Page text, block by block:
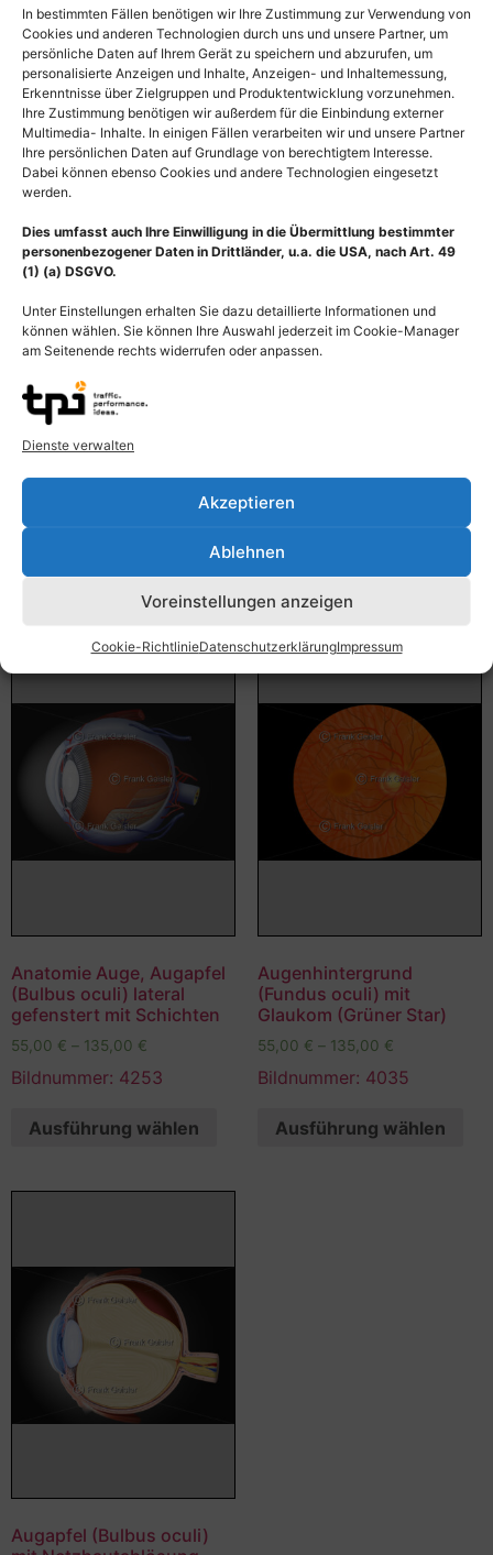
In bestimmten Fällen benötigen wir Ihre Zustimmung zur Verwendung von
Cookies und anderen Technologien durch uns und unsere Partner, um
persönliche Daten auf Ihrem Gerät zu speichern und abzurufen, um
personalisierte Anzeigen und Inhalte, Anzeigen- und Inhaltemessung,
Erkenntnisse über Zielgruppen und Produktentwicklung vorzunehmen.
Ihre Zustimmung benötigen wir außerdem für die Einbindung externer
Multimedia- Inhalte. In einigen Fällen verarbeiten wir und unsere Partner
Ihre persönlichen Daten auf Grundlage von berechtigtem Interesse.
Dabei können ebenso Cookies und andere Technologien eingesetzt
werden.
Dies umfasst auch Ihre Einwilligung in die Übermittlung bestimmter
personenbezogener Daten in Drittländer, u.a. die USA, nach Art. 49
(1) (a) DSGVO.
Unter Einstellungen erhalten Sie dazu detaillierte Informationen und
können wählen. Sie können Ihre Auswahl jederzeit im Cookie-Manager
am Seitenende rechts widerrufen oder anpassen.
Dienste verwalten
Akzeptieren
Ablehnen
Voreinstellungen anzeigen
Cookie-RichtlinieDatenschutzerklärungImpressum
Erkrankung Auge,
Trübung der Linse durch
Grauer Star
55,00€–135,00€ 55,00€–135,00€
Bildnummer: 4269
Ausführung wählen
Anatomie Auge, Augapfel
(Bulbus oculi) lateral
gefenstert mit Schichten
55,00 € – 135,00 €
Bildnummer: 4253
Ausführung wählen
Augenhintergrund
(Fundus oculi) mit
Glaukom (Grüner Star)
55,00 € – 135,00 €
Bildnummer: 4035
Ausführung wählen
Augapfel (Bulbus oculi)